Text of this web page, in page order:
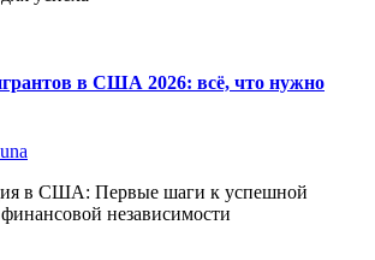
в США 2026: всё, что нужно